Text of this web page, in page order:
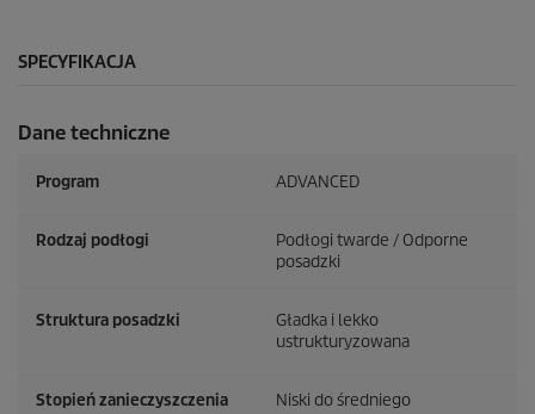
SPECYFIKACJA
Dane techniczne
Program ADVANCED
Rodzaj podłogi
Podłogi twarde / Odporne
posadzki
Struktura posadzki
Gładka i lekko
ustrukturyzowana
Stopień zanieczyszczenia Niski do średniego